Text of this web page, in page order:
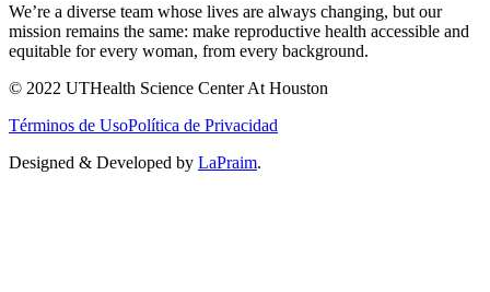
We’re a diverse team whose lives are always changing, but our
mission remains the same: make reproductive health accessible and
equitable for every woman, from every background.
© 2022 UTHealth Science Center At Houston
Términos de UsoPolítica de Privacidad
Designed & Developed by LaPraim.